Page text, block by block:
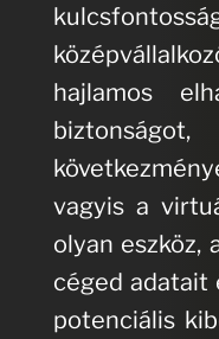
hajlamos
vagyis a
olyan eszköz,
céged adatait
potenciális